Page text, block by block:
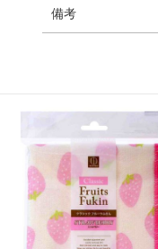
備考